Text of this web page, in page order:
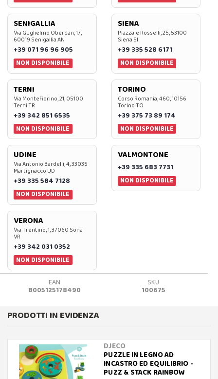
SENIGALLIA
Via Guglielmo Oberdan, 17,
60019 Senigallia AN
+39 071 96 96 905
NON DISPONIBILE
SIENA
Piazzale Rosselli, 25, 53100
Siena SI
+39 335 528 6171
NON DISPONIBILE
TERNI
Via Montefiorino, 21, 05100
Terni TR
+39 342 851 6535
NON DISPONIBILE
TORINO
Corso Romania, 460, 10156
Torino TO
+39 375 73 89 174
NON DISPONIBILE
UDINE
Via Antonio Bardelli, 4, 33035
Martignacco UD
+39 335 584 7128
NON DISPONIBILE
VALMONTONE
+39 335 683 7731
NON DISPONIBILE
VERONA
Via Trentino, 1, 37060 Sona
VR
+39 342 031 0352
NON DISPONIBILE
EAN
8005125178490
SKU
100675
PRODOTTI IN EVIDENZA
DJECO
PUZZLE IN LEGNO AD
INCASTRO ED EQUILIBRIO -
PUZZ & STACK RAINBOW